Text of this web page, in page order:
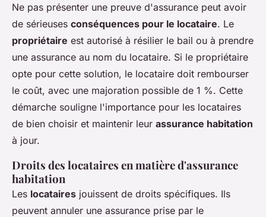
Ne pas présenter une preuve d'assurance peut avoir
de sérieuses conséquences pour le locataire. Le
propriétaire est autorisé à résilier le bail ou à prendre
une assurance au nom du locataire. Si le propriétaire
opte pour cette solution, le locataire doit rembourser
le coût, avec une majoration possible de 1 %. Cette
démarche souligne l'importance pour les locataires
de bien choisir et maintenir leur assurance habitation
à jour.
Droits des locataires en matière d'assurance
habitation
Les locataires jouissent de droits spécifiques. Ils
peuvent annuler une assurance prise par le